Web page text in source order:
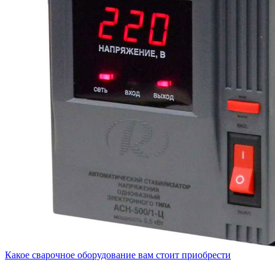
Какое сварочное оборудование вам стоит приобрести